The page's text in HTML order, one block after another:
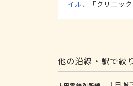
イル、「クリニッ
他の沿線・駅で絞